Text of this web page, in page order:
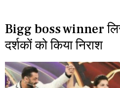
Bigg boss winner
दर्शकों को किया निराश